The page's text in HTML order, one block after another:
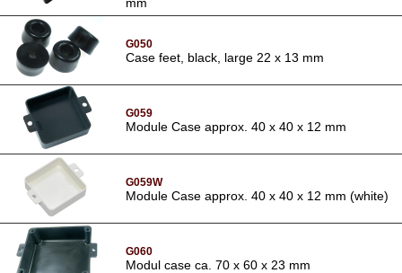
G050
Case feet, black, large 22 x 13 mm
G059
Module Case approx. 40 x 40 x 12 mm
G059W
Module Case approx. 40 x 40 x 12 mm (white)
G060
Modul case ca. 70 x 60 x 23 mm